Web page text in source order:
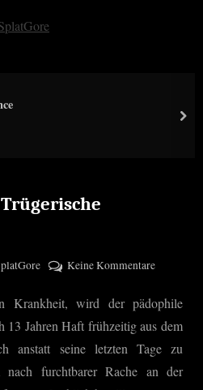
r
Keine Kommentarezu
the
Doors
Sicherheit
Krankheit, wird der pädophile
Jahren Haft frühzeitig aus dem
anstatt seine letzten Tage zu
nach furchtbarer Rache an der